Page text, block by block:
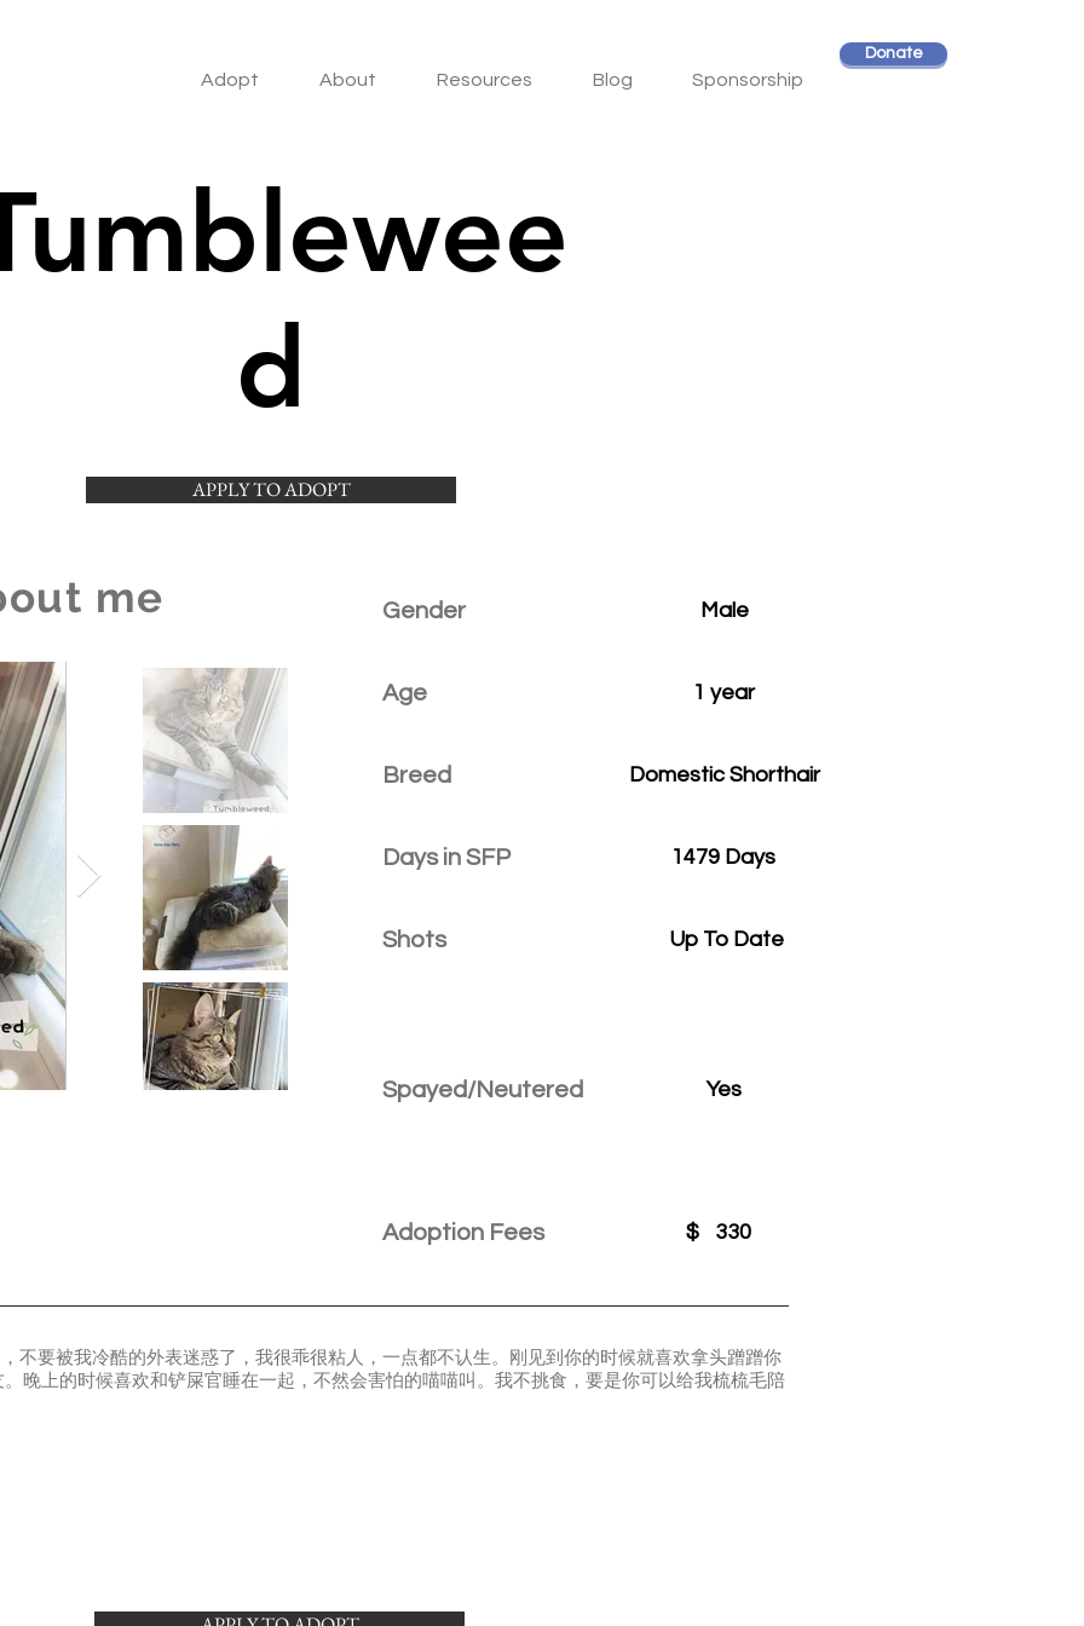
Adopt About Resources Blog Sponsorship
Donate
d
APPLY TO ADOPT
me Gender
Age
Breed
Days in SFP
Shots
Male
1 year
Domestic Shorthair
1479 Days
Up To Date
Spayed/Neutered Yes
Adoption Fees $ 330
不要被我冷酷的外表迷惑了，我很乖很粘人，一点都不认生。刚见到你的时候就喜欢拿头蹭蹭你
晚上的时候喜欢和铲屎官睡在一起，不然会害怕的喵喵叫。我不挑食，要是你可以给我梳梳毛陪